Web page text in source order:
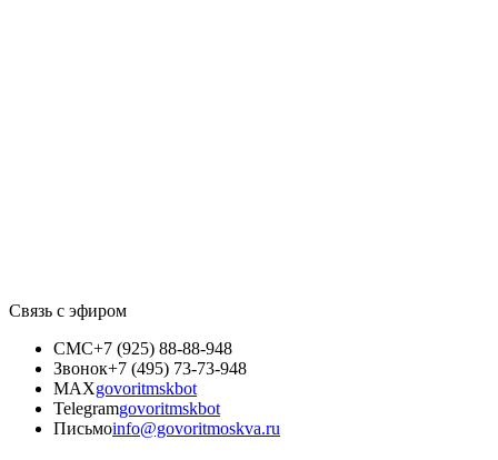
Связь с эфиром
СМС+7 (925) 88-88-948
Звонок+7 (495) 73-73-948
MAXgovoritmskbot
Telegramgovoritmskbot
Письмоinfo@govoritmoskva.ru